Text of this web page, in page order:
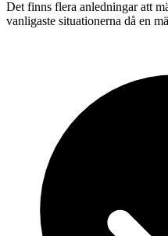
Det finns flera anledningar att
vanligaste situationerna då en